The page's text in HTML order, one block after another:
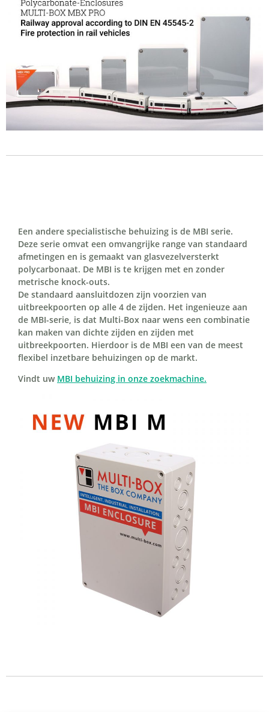
Een andere specialistische behuizing is de MBI serie.
Deze serie omvat een omvangrijke range van standaard
afmetingen en is gemaakt van glasvezelversterkt
polycarbonaat. De MBI is te krijgen met en zonder
metrische knock-outs.
De standaard aansluitdozen zijn voorzien van
uitbreekpoorten op alle 4 de zijden. Het ingenieuze aan
de MBI-serie, is dat Multi-Box naar wens een combinatie
kan maken van dichte zijden en zijden met
uitbreekpoorten. Hierdoor is de MBI een van de meest
flexibel inzetbare behuizingen op de markt.
Vindt uw MBI behuizing in onze zoekmachine.